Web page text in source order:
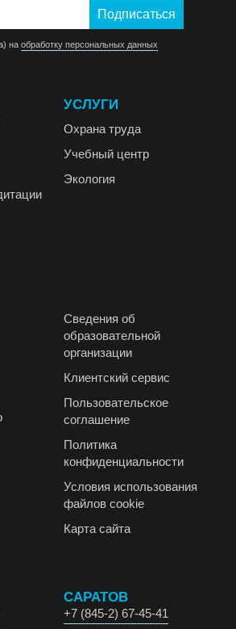
на обработку персональных данных
УСЛУГИ
Охрана труда
Учебный центр
Экология
Сведения об
образовательной
организации
Клиентский сервис
Пользовательское
соглашение
Политика
конфиденциальности
Условия использования
файлов cookie
Карта сайта
САРАТОВ
+7 (845-2) 67-45-41